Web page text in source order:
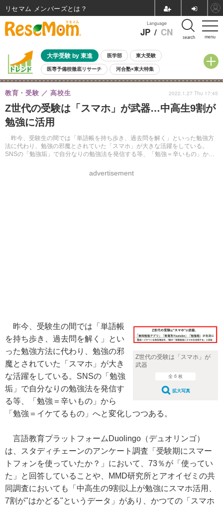
menu
Language
JP / CN search
大学受験 by 東進 医学部 東大受験
医専予備校徹底リサーチ 河合塾×東大特集
親子で考える大学選び 高校受験 中学受験 小学校受験
共通テスト 夏休み
8月開催イベント・WS 全国公立高校 過去問 人気記事
自由研究教材（小学生向け）
Z世代の受験は「スマホ」が武器…中高生9割が
勉強に活用
昨今、受験生の間では「単語帳を持ち歩き、過去問を解く」といった勉強方
法に代わり、勉強の邪魔とされていた「スマホ」が大きな活躍をしている。
SNSの「勉強垢」で自分なりの勉強法を発信する等、「勉強＝辛いもの」から
教育・受験 高校生
advertisement
2022.1.27 Thu 17:45
Z世代の受験は「スマホ」が
武器
全 6 枚
拡大写真
昨今、受験生の間では「単語帳
を持ち歩き、過去問を解く」とい
った勉強方法に代わり、勉強の邪
魔とされていた「スマホ」が大き
な活躍をしている。SNSの「勉強
垢」で自分なりの勉強法を発信す
る等、「勉強＝辛いもの」から
「勉強＝イケてるもの」へと変化しつつある。
言語教育プラットフォームDuolingo（デュオリンゴ）
は、スタディチェーンのアンケート調査「受験期にスマー
トフォンを使っていたか？」において、73％が「使ってい
た」と回答していることや、MMD研究所とアオイゼミの共
同調査においても「中高生の9割以上が勉強にスマホ活用、
7割が"はかどる"というデータ」があり、かつての「スマホ
リセマム メンバーズ